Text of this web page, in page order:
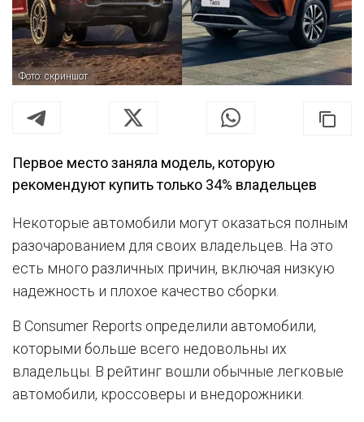
Фото: скриншот
Первое место заняла модель, которую
рекомендуют купить только 34% владельцев
Некоторые автомобили могут оказаться полным
разочарованием для своих владельцев. На это
есть много различных причин, включая низкую
надежность и плохое качество сборки.
В Consumer Reports определили автомобили,
которыми больше всего недовольны их
владельцы. В рейтинг вошли обычные легковые
автомобили, кроссоверы и внедорожники.